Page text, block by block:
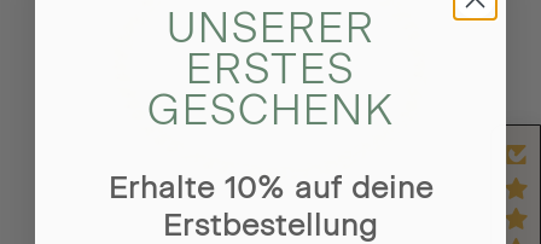
UNSERER
ERSTES
GESCHENK
Erhalte 10% auf deine
Erstbestellung